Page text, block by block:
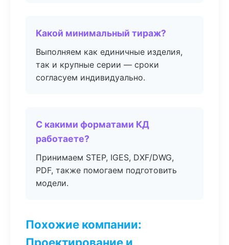
Какой минимальный тираж?
Выполняем как единичные изделия,
так и крупные серии — сроки
согласуем индивидуально.
С какими форматами КД
работаете?
Принимаем STEP, IGES, DXF/DWG,
PDF, также помогаем подготовить
модели.
Похожие компании:
Проектирование и